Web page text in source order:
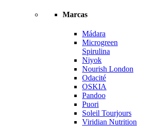
Marcas
Mádara
Microgreen
Spirulina
Niyok
Nourish London
Odacité
OSKIA
Pandoo
Puori
Soleil Tourjours
Viridian Nutrition